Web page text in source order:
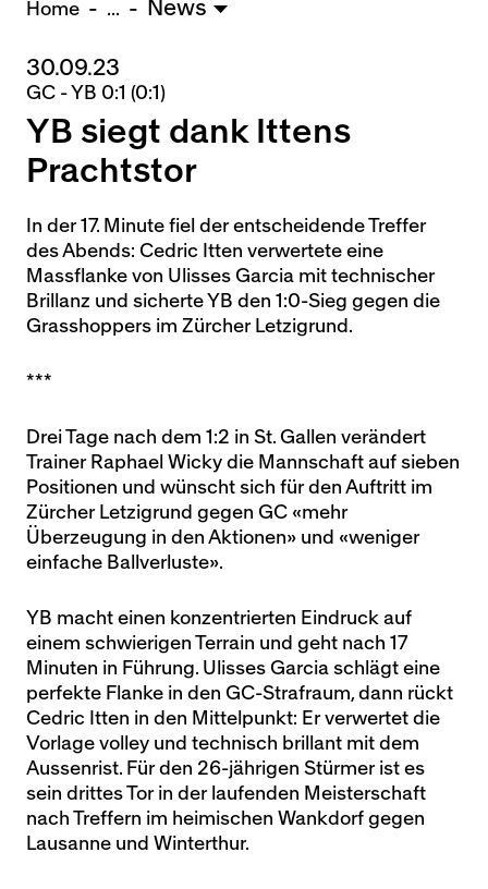
U15 - Lugano *
3:1
Nachwuchs Frauen
Ostermundigen - FU20 *
Team AFF/FFV - FU18 *
1:8
Breitenrain - FU17 *
Thörishaus - FU15
* = Testspiel / (C) = Cupspiel
Home ... News
30.09.23
GC - YB 0:1 (0:1)
YB siegt dank Ittens
Prachtstor
In der 17. Minute fiel der entscheidende Treffer
des Abends: Cedric Itten verwertete eine
Massflanke von Ulisses Garcia mit technischer
Brillanz und sicherte YB den 1:0-Sieg gegen die
Grasshoppers im Zürcher Letzigrund.
***
Drei Tage nach dem 1:2 in St. Gallen verändert
Trainer Raphael Wicky die Mannschaft auf sieben
Positionen und wünscht sich für den Auftritt im
Zürcher Letzigrund gegen GC «mehr
Überzeugung in den Aktionen» und «weniger
einfache Ballverluste».
YB macht einen konzentrierten Eindruck auf
einem schwierigen Terrain und geht nach 17
Minuten in Führung. Ulisses Garcia schlägt eine
perfekte Flanke in den GC-Strafraum, dann rückt
Cedric Itten in den Mittelpunkt: Er verwertet die
Vorlage volley und technisch brillant mit dem
Aussenrist. Für den 26-jährigen Stürmer ist es
sein drittes Tor in der laufenden Meisterschaft
nach Treffern im heimischen Wankdorf gegen
Lausanne und Winterthur.